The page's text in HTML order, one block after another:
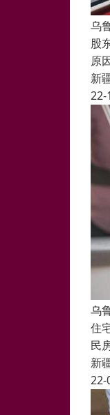
乌
股
原
新
22-
乌
住
民
新
22-